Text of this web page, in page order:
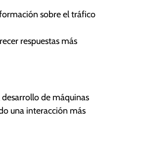
sobre el tráfico
respuestas más
desarrollo de máquinas
una interacción más